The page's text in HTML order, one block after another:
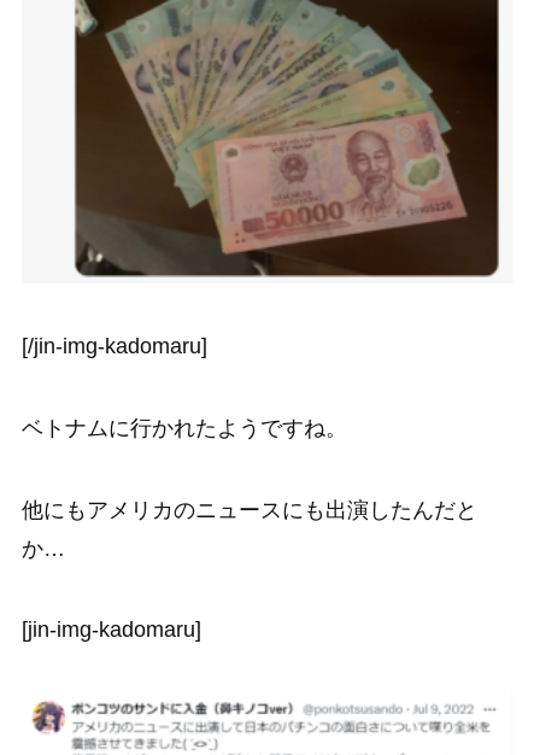
[/jin-img-kadomaru]
ベトナムに行かれたようですね。
他にもアメリカのニュースにも出演したんだと
か…
[jin-img-kadomaru]